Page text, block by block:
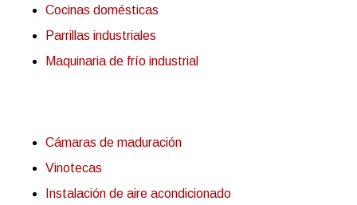
Cocinas domésticas
Parrillas industriales
Maquinaria de frío industrial
Cámaras de maduración
Vinotecas
Instalación de aire acondicionado